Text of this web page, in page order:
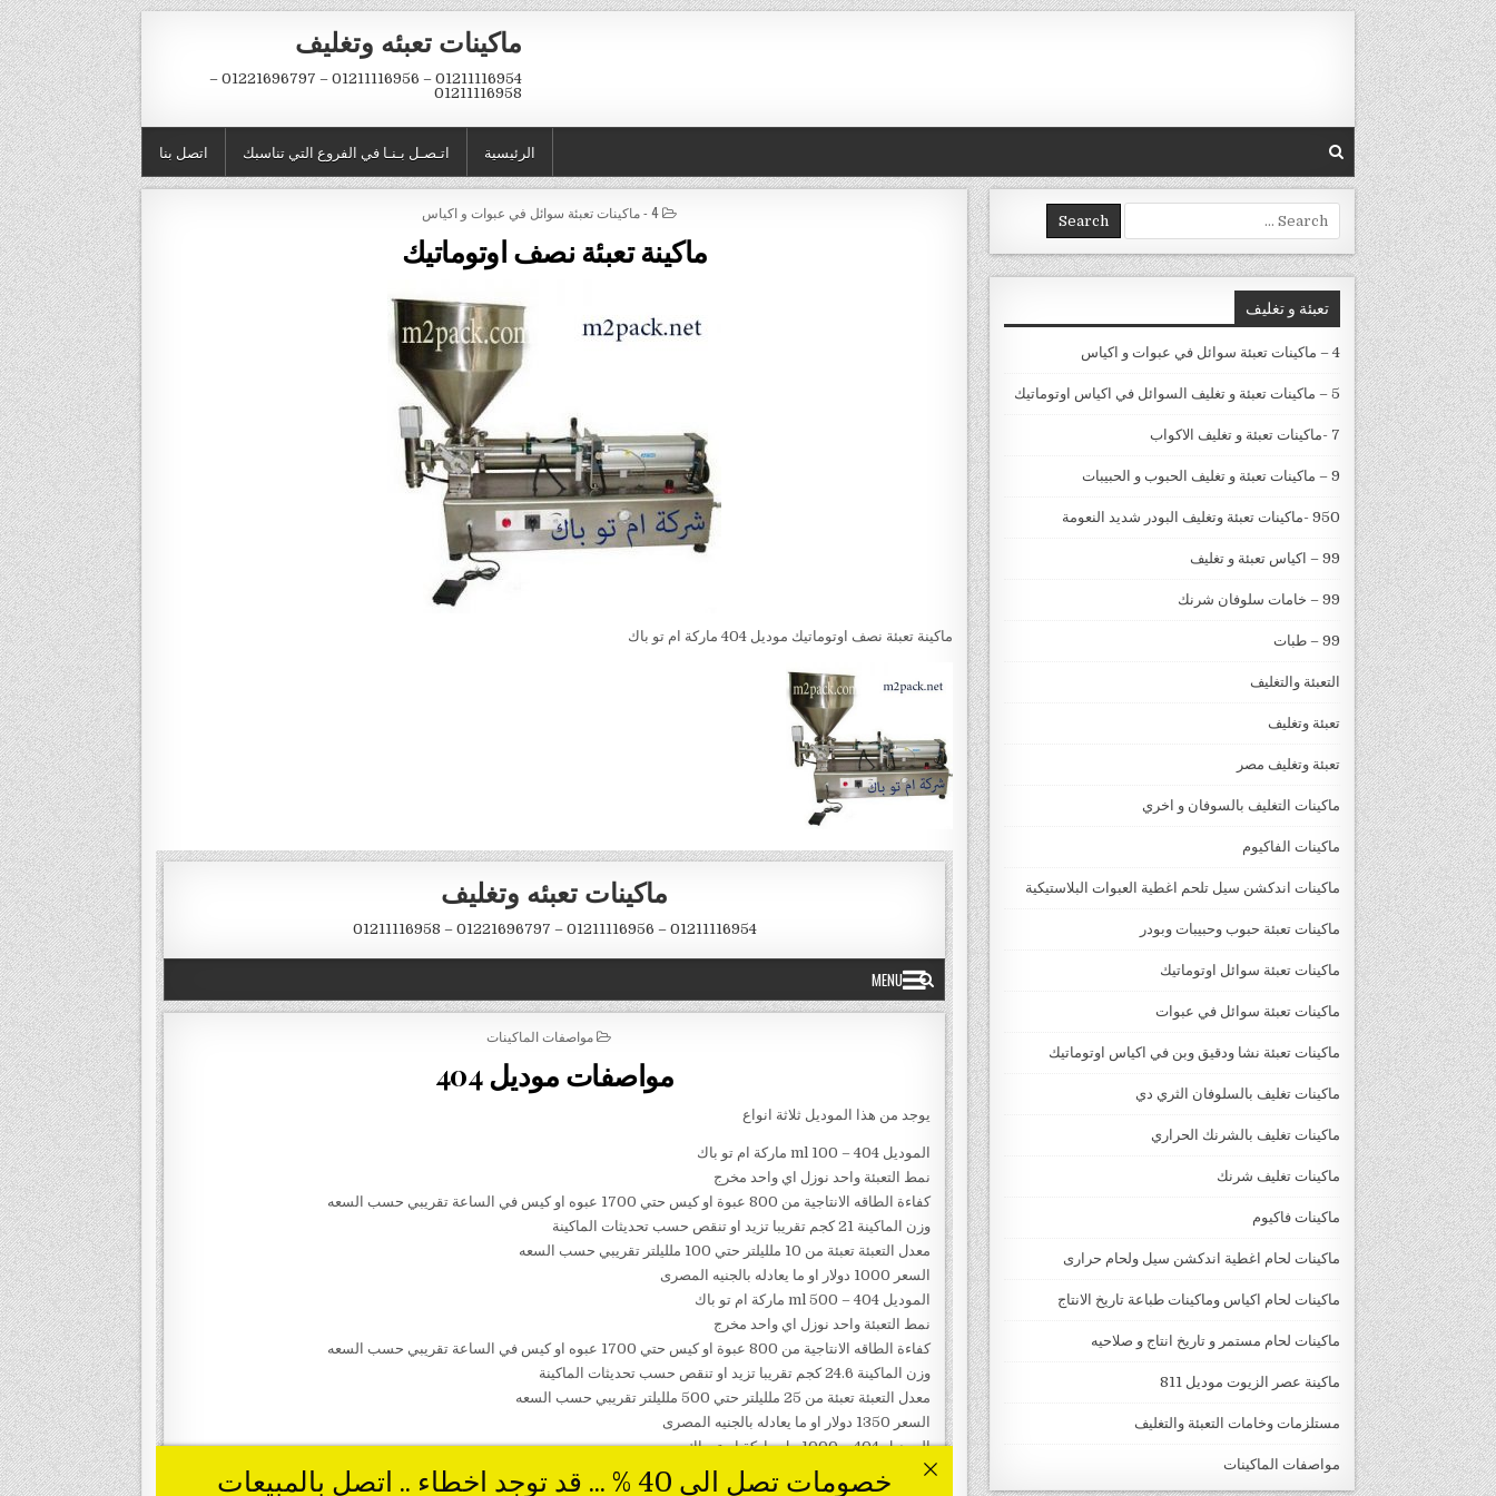
Skip to content
ماكينات تعبئه وتغليف
01211116954 – 01211116956 – 01221696797 –
01211116958
اتصل بنا اتـصـل بـنـا في الفروع التي تناسبك الرئيسية
POSTED IN
4 - ماكينات تعبئة سوائل في عبوات و اكياس
ماكينة تعبئة نصف اوتوماتيك
ماكينة تعبئة نصف اوتوماتيك موديل 404 ماركة ام تو باك
Search for:
تعبئة و تغليف
4 – ماكينات تعبئة سوائل في عبوات و اكياس
5 – ماكينات تعبئة و تغليف السوائل في اكياس اوتوماتيك
7 -ماكينات تعبئة و تغليف الاكواب
9 – ماكينات تعبئة و تغليف الحبوب و الحبيبات
950 -ماكينات تعبئة وتغليف البودر شديد النعومة
99 – اكياس تعبئة و تغليف
99 – خامات سلوفان شرنك
99 – طبات
التعبئة والتغليف
تعبئة وتغليف
تعبئة وتغليف مصر
ماكينات التغليف بالسوفان و اخري
ماكينات الفاكيوم
ماكينات اندكشن سيل تلحم اغطية العبوات البلاستيكية
ماكينات تعبئة حبوب وحبيبات وبودر
ماكينات تعبئة سوائل اوتوماتيك
ماكينات تعبئة سوائل في عبوات
ماكينات تعبئة نشا ودقيق وبن في اكياس اوتوماتيك
ماكينات تغليف بالسلوفان الثري دي
ماكينات تغليف بالشرنك الحراري
ماكينات تغليف شرنك
ماكينات فاكيوم
ماكينات لحام اغطية اندكشن سيل ولحام حرارى
ماكينات لحام اكياس وماكينات طباعة تاريخ الانتاج
ماكينات لحام مستمر و تاريخ انتاج و صلاحيه
ماكينة عصر الزيوت موديل 811
مستلزمات وخامات التعبئة والتغليف
مواصفات الماكينات